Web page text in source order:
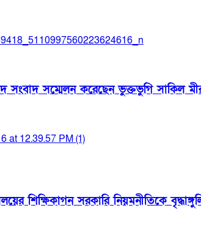
সংবাদ সম্মেলন করেছেন ভুক্তভুগি সাকিল
শিক্ষিকাগন সরকারি নিয়মনীতিকে